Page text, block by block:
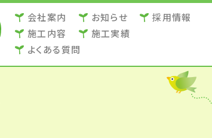
会社案内 お知らせ
採用情報
施⼯内容
施⼯実績
よくある質問